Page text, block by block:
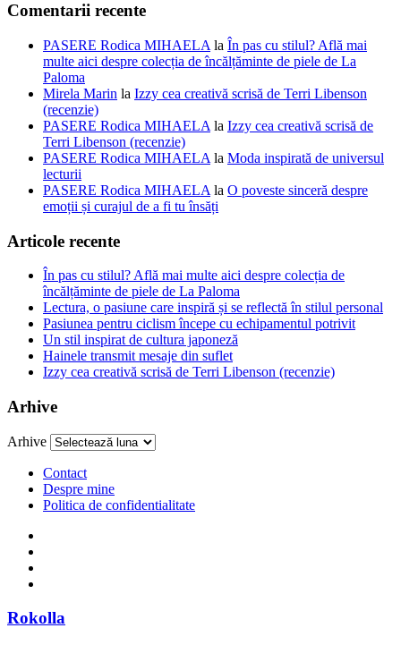
Comentarii recente
PASERE Rodica MIHAELA la În pas cu stilul? Află mai
multe aici despre colecția de încălțăminte de piele de La
Paloma
Mirela Marin la Izzy cea creativă scrisă de Terri Libenson
(recenzie)
PASERE Rodica MIHAELA la Izzy cea creativă scrisă de
Terri Libenson (recenzie)
PASERE Rodica MIHAELA la Moda inspirată de universul
lecturii
PASERE Rodica MIHAELA la O poveste sinceră despre
emoții și curajul de a fi tu însăți
Articole recente
În pas cu stilul? Află mai multe aici despre colecția de
încălțăminte de piele de La Paloma
Lectura, o pasiune care inspiră și se reflectă în stilul personal
Pasiunea pentru ciclism începe cu echipamentul potrivit
Un stil inspirat de cultura japoneză
Hainele transmit mesaje din suflet
Izzy cea creativă scrisă de Terri Libenson (recenzie)
Arhive
Arhive
Contact
Despre mine
Politica de confidentialitate
Rokolla